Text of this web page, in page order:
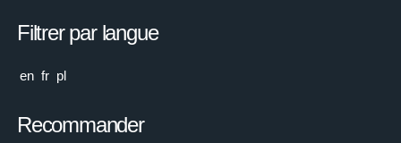
Filtrer par langue
en fr pl
Recommander